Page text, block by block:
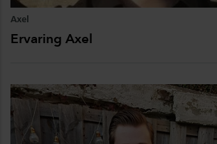
Axel
Ervaring Axel